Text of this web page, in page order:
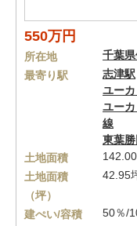
550万円
所在地 千葉県
最寄り駅
志津駅
ユー
ユー
線
東葉
土地面積
土地面積
（坪）
42.95
建ぺい/容積
50％/